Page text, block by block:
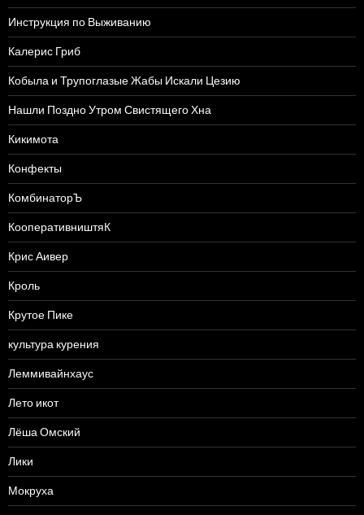
Инструкция по Выживанию
Калерис Гриб
Кобыла и Трупоглазые Жабы Искали Цезию
Нашли Поздно Утром Свистящего Хна
Кикимота
Конфекты
КомбинаторЪ
КооперативништяК
Крис Аивер
Кроль
Крутое Пике
культура курения
Леммивайнхаус
Лето икот
Лёша Омский
Лики
Мокруха